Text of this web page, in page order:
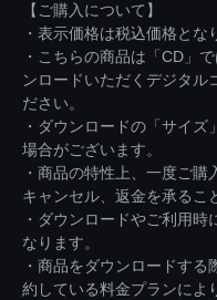
【ご購入について】
・表示価格は税込価格とな
・こちらの商品は「CD」
ンロードいただくデジタル
ださい。
・ダウンロードの「サイ
場合がございます。
・商品の特性上、一度ご
キャンセル、返金を承るこ
・ダウンロードやご利用
なります。
・商品をダウンロードす
約している料金プランによ